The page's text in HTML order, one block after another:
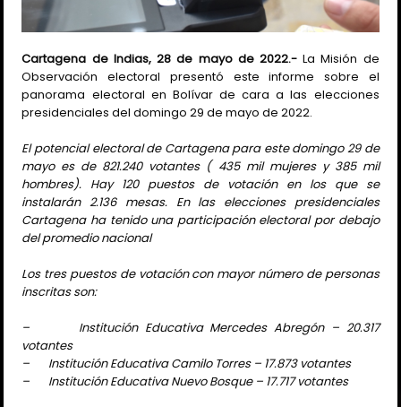
Cartagena de Indias, 28 de mayo de 2022.-La Misión de
Observación electoral presentó este informe sobre el
panorama electoral en Bolívar de cara a las elecciones
presidenciales del domingo 29 de mayo de 2022.
El potencial electoral de Cartagena para este domingo 29 de
mayo es de 821.240 votantes ( 435 mil mujeres y 385 mil
hombres). Hay 120 puestos de votación en los que se
instalarán 2.136 mesas. En las elecciones presidenciales
Cartagena ha tenido una participación electoral por debajo
del promedio nacional
Los tres puestos de votación con mayor número de personas
inscritas son:
– Institución Educativa Mercedes Abregón – 20.317
votantes
– Institución Educativa Camilo Torres – 17.873 votantes
– Institución Educativa Nuevo Bosque – 17.717 votantes